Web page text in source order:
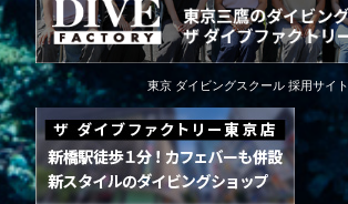
東京 ダイビングスクール 採用サイト